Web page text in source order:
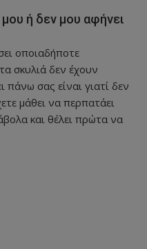
ή δεν μου αφήνει
οποιαδήποτε
σκυλιά δεν έχουν
σας είναι γιατί δεν
μάθει να περπατάει
και θέλει πρώτα να